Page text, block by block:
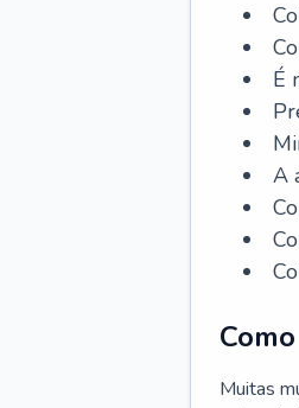
É
A
Muitas